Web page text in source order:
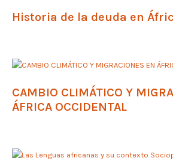
Historia de la deuda en
CAMBIO CLIMÁTICO Y
ÁFRICA OCCIDENTAL